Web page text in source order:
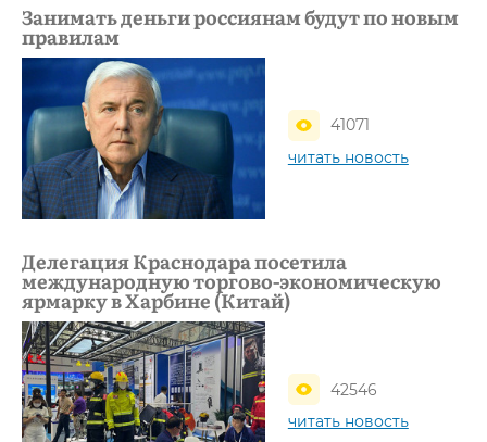
Занимать деньги россиянам будут по новым
правилам
41071
читать новость
Делегация Краснодара посетила
международную торгово-экономическую
ярмарку в Харбине (Китай)
42546
читать новость